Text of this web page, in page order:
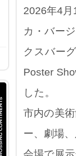
2026年4
カ・バー
クスバー
Poster
した。
市内の美
ー、劇場